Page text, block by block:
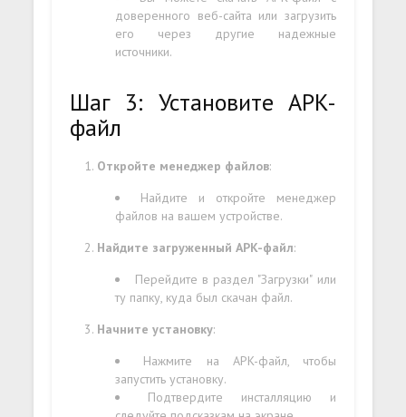
доверенного веб-сайта или загрузить
его через другие надежные
источники.
Шаг 3: Установите APK-
файл
Откройте менеджер файлов:
Найдите и откройте менеджер
файлов на вашем устройстве.
Найдите загруженный APK-файл:
Перейдите в раздел "Загрузки" или
ту папку, куда был скачан файл.
Начните установку:
Нажмите на APK-файл, чтобы
запустить установку.
Подтвердите инсталляцию и